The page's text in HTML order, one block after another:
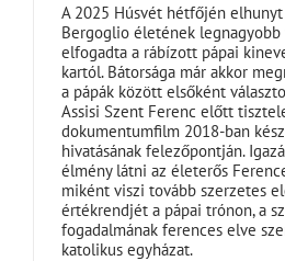
A 2025 Húsvét hétfőjén
Bergoglio életének legnagyobb
elfogadta a rábízott pápai
kartól. Bátorsága már akkor
a pápák között elsőként
Assisi Szent Ferenc előtt
dokumentumfilm 2018-ban
hivatásának felezőpontján.
élmény látni az életerős
miként viszi tovább szerzetes
értékrendjét a pápai trónon, a
fogadalmának ferences elve
katolikus egyházat.